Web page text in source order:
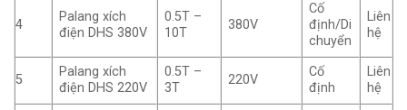
4
Palang xích
điện DHS 380V
0.5T –
10T
380V
Cố
định/Di
chuyển
Liên
hệ
5
Palang xích
điện DHS 220V
0.5T –
3T
220V
Cố
định
Liên
hệ